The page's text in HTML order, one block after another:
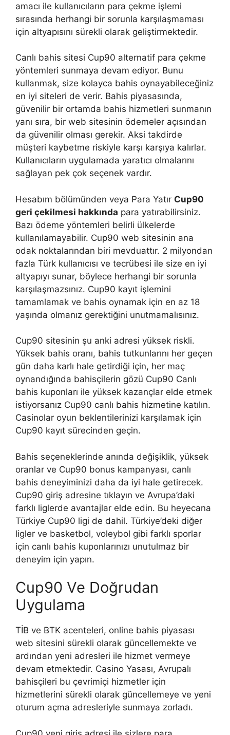
amacı ile kullanıcıların para çekme işlemi
sırasında herhangi bir sorunla karşılaşmaması
için altyapısını sürekli olarak geliştirmektedir.
Canlı bahis sitesi Cup90 alternatif para çekme
yöntemleri sunmaya devam ediyor. Bunu
kullanmak, size kolayca bahis oynayabileceğiniz
en iyi siteleri de verir. Bahis piyasasında,
güvenilir bir ortamda bahis hizmetleri sunmanın
yanı sıra, bir web sitesinin ödemeler açısından
da güvenilir olması gerekir. Aksi takdirde
müşteri kaybetme riskiyle karşı karşıya kalırlar.
Kullanıcıların uygulamada yaratıcı olmalarını
sağlayan pek çok seçenek vardır.
Hesabım bölümünden veya Para Yatır Cup90
geri çekilmesi hakkında para yatırabilirsiniz.
Bazı ödeme yöntemleri belirli ülkelerde
kullanılamayabilir. Cup90 web sitesinin ana
odak noktalarından biri mevduattır. 2 milyondan
fazla Türk kullanıcısı ve tecrübesi ile size en iyi
altyapıyı sunar, böylece herhangi bir sorunla
karşılaşmazsınız. Cup90 kayıt işlemini
tamamlamak ve bahis oynamak için en az 18
yaşında olmanız gerektiğini unutmamalısınız.
Cup90 sitesinin şu anki adresi yüksek riskli.
Yüksek bahis oranı, bahis tutkunlarını her geçen
gün daha karlı hale getirdiği için, her maç
oynandığında bahisçilerin gözü Cup90 Canlı
bahis kuponları ile yüksek kazançlar elde etmek
istiyorsanız Cup90 canlı bahis hizmetine katılın.
Casinolar oyun beklentilerinizi karşılamak için
Cup90 kayıt sürecinden geçin.
Bahis seçeneklerinde anında değişiklik, yüksek
oranlar ve Cup90 bonus kampanyası, canlı
bahis deneyiminizi daha da iyi hale getirecek.
Cup90 giriş adresine tıklayın ve Avrupa’daki
farklı liglerde avantajlar elde edin. Bu heyecana
Türkiye Cup90 ligi de dahil. Türkiye’deki diğer
ligler ve basketbol, ​​voleybol gibi farklı sporlar
için canlı bahis kuponlarınızı unutulmaz bir
deneyim için yapın.
Cup90 Ve Doğrudan
Uygulama
TİB ve BTK acenteleri, online bahis piyasası
web sitesini sürekli olarak güncellemekte ve
ardından yeni adresleri ile hizmet vermeye
devam etmektedir. Casino Yasası, Avrupalı ​​
bahisçileri bu çevrimiçi hizmetler için
hizmetlerini sürekli olarak güncellemeye ve yeni
oturum açma adresleriyle sunmaya zorladı.